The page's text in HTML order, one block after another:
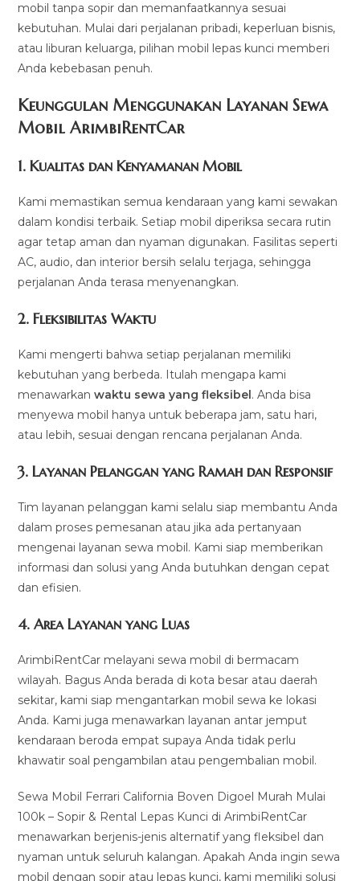
mobil tanpa sopir dan memanfaatkannya sesuai
kebutuhan. Mulai dari perjalanan pribadi, keperluan bisnis,
atau liburan keluarga, pilihan mobil lepas kunci memberi
Anda kebebasan penuh.
Keunggulan Menggunakan Layanan Sewa
Mobil ArimbiRentCar
1.Kualitas dan Kenyamanan Mobil
Kami memastikan semua kendaraan yang kami sewakan
dalam kondisi terbaik. Setiap mobil diperiksa secara rutin
agar tetap aman dan nyaman digunakan. Fasilitas seperti
AC, audio, dan interior bersih selalu terjaga, sehingga
perjalanan Anda terasa menyenangkan.
2.Fleksibilitas Waktu
Kami mengerti bahwa setiap perjalanan memiliki
kebutuhan yang berbeda. Itulah mengapa kami
menawarkanwaktu sewa yang fleksibel. Anda bisa
menyewa mobil hanya untuk beberapa jam, satu hari,
atau lebih, sesuai dengan rencana perjalanan Anda.
3.Layanan Pelanggan yang Ramah dan Responsif
Tim layanan pelanggan kami selalu siap membantu Anda
dalam proses pemesanan atau jika ada pertanyaan
mengenai layanan sewa mobil. Kami siap memberikan
informasi dan solusi yang Anda butuhkan dengan cepat
dan efisien.
4.Area Layanan yang Luas
ArimbiRentCar melayani sewa mobil di bermacam
wilayah. Bagus Anda berada di kota besar atau daerah
sekitar, kami siap mengantarkan mobil sewa ke lokasi
Anda. Kami juga menawarkan layanan antar jemput
kendaraan beroda empat supaya Anda tidak perlu
khawatir soal pengambilan atau pengembalian mobil.
Sewa Mobil Ferrari California Boven Digoel Murah Mulai
100k – Sopir & Rental Lepas Kunci di ArimbiRentCar
menawarkan berjenis-jenis alternatif yang fleksibel dan
nyaman untuk seluruh kalangan. Apakah Anda ingin sewa
mobil dengan sopir atau lepas kunci, kami memiliki solusi